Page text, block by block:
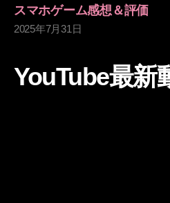
スマホゲーム感想＆評価
2025年7月31日
YouTube最新